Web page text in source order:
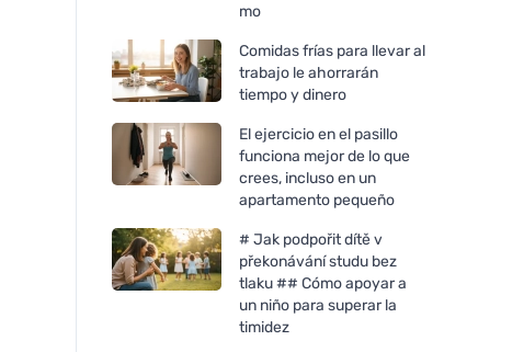
mo
Comidas frías para llevar al
trabajo le ahorrarán
tiempo y dinero
El ejercicio en el pasillo
funciona mejor de lo que
crees, incluso en un
apartamento pequeño
# Jak podpořit dítě v
překonávání studu bez
tlaku ## Cómo apoyar a
un niño para superar la
timidez